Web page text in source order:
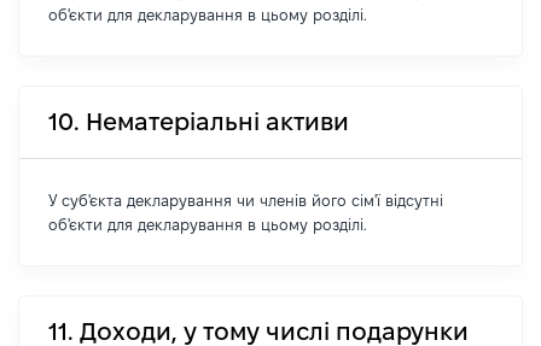
об'єкти для декларування в цьому розділі.
10. Нематеріальні активи
У суб'єкта декларування чи членів його сім'ї відсутні
об'єкти для декларування в цьому розділі.
11. Доходи, у тому числі подарунки